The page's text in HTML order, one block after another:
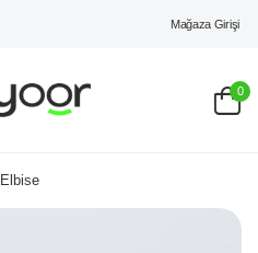
Mağaza Girişi
0